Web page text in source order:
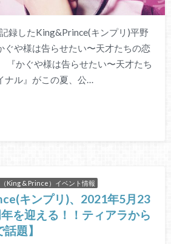
録したKing&Prince(キンプリ)平野
ぐや様は告らせたい〜天才たちの恋
『かぐや様は告らせたい〜天才たち
ナル』がこの夏、公…
King & Prince）イベント情報
キンプリ)、2021年5月23
を迎える！！ティアラから
題】